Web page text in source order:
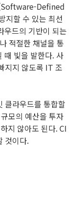
Defined
지할 수 있는 최선
우드의 기반이 되는
적절한 채널을 통
때 빛을 발한다. 사
지지 않도록 IT 조
클라우드를 통합할
모의 예산을 투자
지 않아도 된다. CI
것이다.